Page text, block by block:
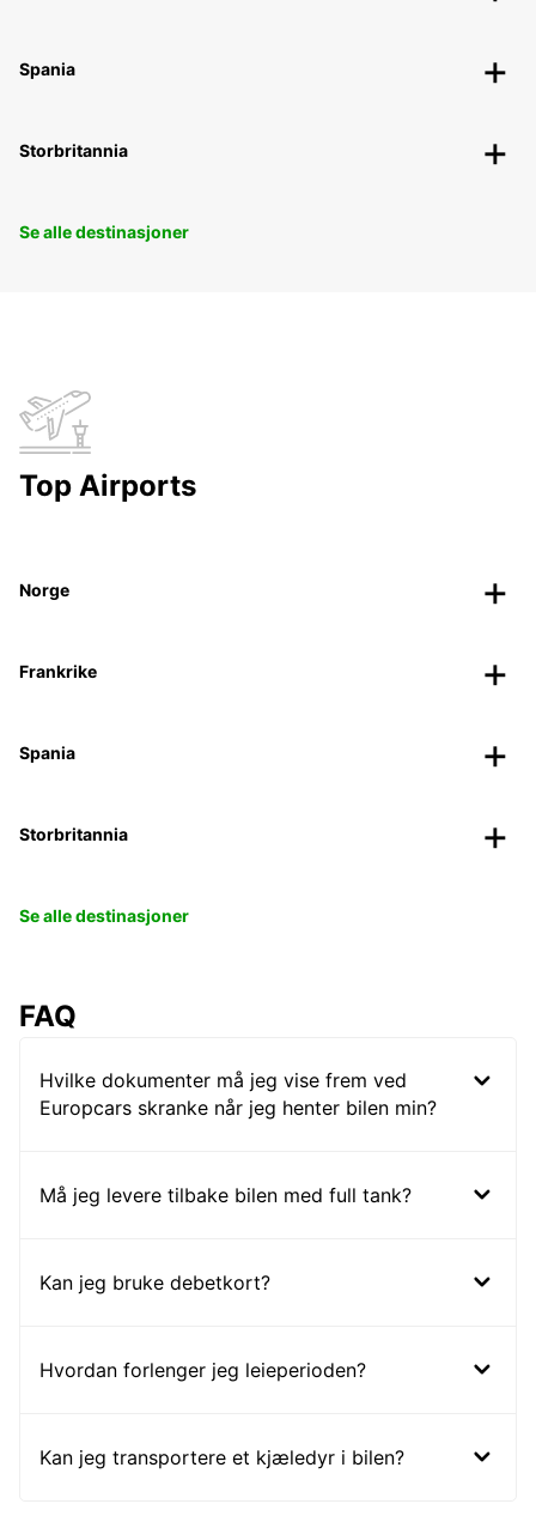
Spania
Storbritannia
Se alle destinasjoner
Top Airports
Norge
Frankrike
Spania
Storbritannia
Se alle destinasjoner
FAQ
Hvilke dokumenter må jeg vise frem ved
Europcars skranke når jeg henter bilen min?
Må jeg levere tilbake bilen med full tank?
Kan jeg bruke debetkort?
Hvordan forlenger jeg leieperioden?
Kan jeg transportere et kjæledyr i bilen?